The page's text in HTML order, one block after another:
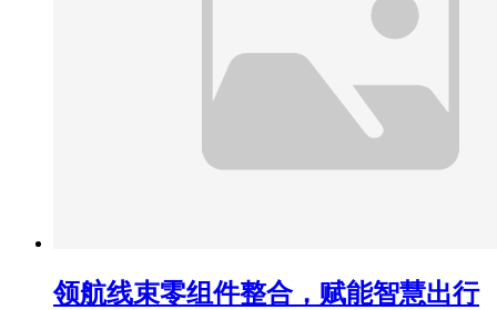
领航线束零组件整合，赋能智慧出行